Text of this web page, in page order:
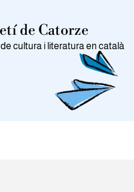
de Catorze
cultura i literatura en català